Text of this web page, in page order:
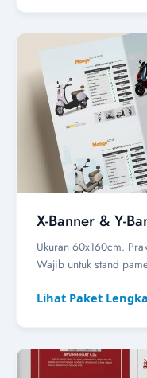
X-Banner & Y-
Ukuran 60x160cm.
Wajib untuk stand
Lihat Paket